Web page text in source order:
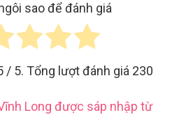
sao để đánh giá
/ 5. Tổng lượt đánh giá 230
Long được sáp nhập từ